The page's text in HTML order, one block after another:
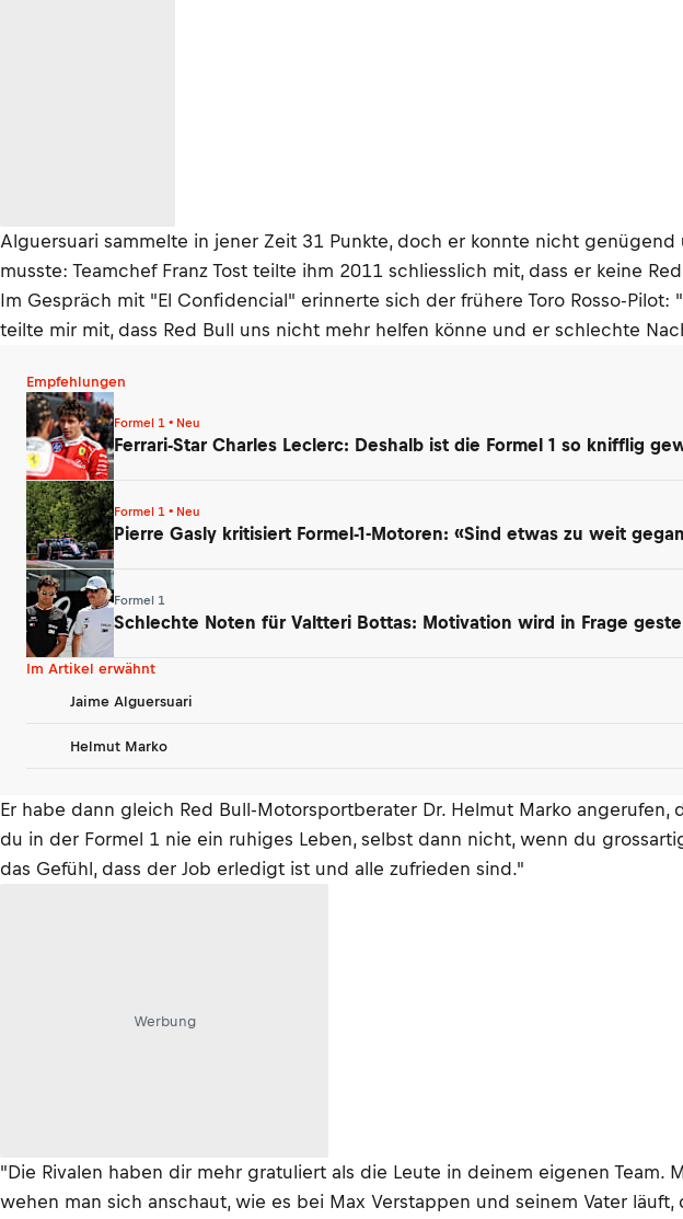
Alguersuari sammelte in jener Zeit 31 Punkte, doch er konnte nicht genügend
musste: Teamchef Franz Tost teilte ihm 2011 schliesslich mit, dass er keine
Im Gespräch mit "El Confidencial" erinnerte sich der frühere Toro Rosso-
teilte mir mit, dass Red Bull uns nicht mehr helfen könne und er schlechte
Empfehlungen
Formel 1 • Neu
Ferrari-Star Charles Leclerc: Deshalb ist die Formel 1 so knifflig
Formel 1 • Neu
Pierre Gasly kritisiert Formel-1-Motoren: «Sind etwas zu weit
Formel 1
Schlechte Noten für Valtteri Bottas: Motivation wird in Frage
Im Artikel erwähnt
Jaime Alguersuari
Helmut Marko
Er habe dann gleich Red Bull-Motorsportberater Dr. Helmut Marko
du in der Formel 1 nie ein ruhiges Leben, selbst dann nicht, wenn du
das Gefühl, dass der Job erledigt ist und alle zufrieden sind."
Werbung
"Die Rivalen haben dir mehr gratuliert als die Leute in deinem eigenen
wehen man sich anschaut, wie es bei Max Verstappen und seinem Vater